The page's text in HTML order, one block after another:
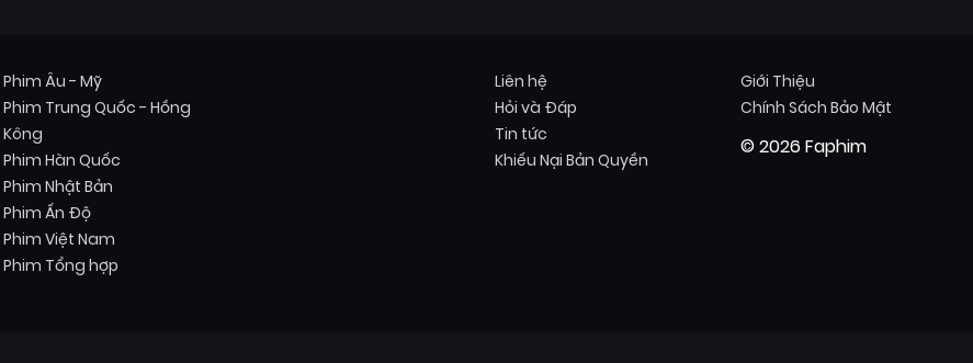
Phim Âu - Mỹ
Phim Trung Quốc - Hồng
Kông
Phim Hàn Quốc
Phim Nhật Bản
Phim Ấn Độ
Phim Việt Nam
Phim Tổng hợp
Liên hệ
Hỏi và Đáp
Tin tức
Khiếu Nại Bản Quyền
Giới Thiệu
Chính Sách Bảo Mật
© 2026 Faphim